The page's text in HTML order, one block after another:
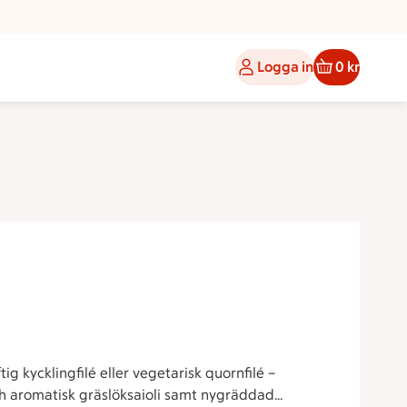
Logga in 0 kr
kycklingfilé eller vegetarisk quornfilé –
aromatisk gräslöksaioli samt nygräddad